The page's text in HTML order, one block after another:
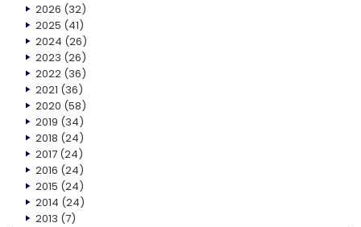
2026 (32)
2025 (41)
2024 (26)
2023 (26)
2022(36)
2021 (36)
2020 (58)
2019 (34)
2018 (24)
2017(24)
2016 (24)
2015 (24)
2014 (24)
2013 (7)